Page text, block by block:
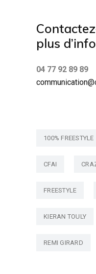
plus
04 77 92 89 89
100% FREESTYLE
CFAI
FREESTYLE
KIERAN TOULY
REMI GIRARD